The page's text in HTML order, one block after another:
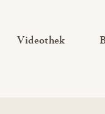
Videothek—